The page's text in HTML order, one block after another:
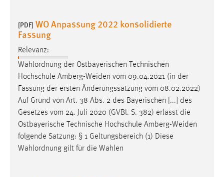
[PDF] WO Anpassung 2022 konsolidierte
Fassung
Relevanz:
Wahlordnung der Ostbayerischen Technischen
Hochschule Amberg-Weiden vom 09.04.2021 (in der
Fassung der ersten Änderungssatzung vom 08.02.2022)
Auf Grund von Art. 38 Abs. 2 des Bayerischen [...] des
Gesetzes vom 24. Juli 2020 (GVBl. S. 382) erlässt die
Ostbayerische Technische Hochschule Amberg-Weiden
folgende Satzung: § 1 Geltungsbereich (1) Diese
Wahlordnung gilt für die Wahlen